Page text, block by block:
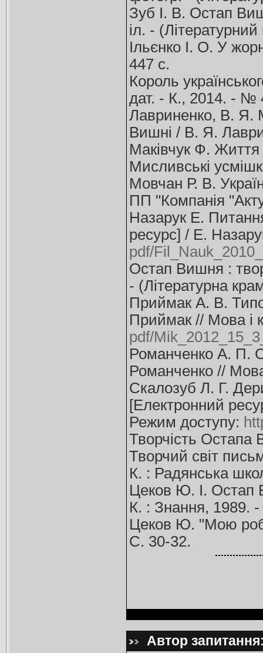
Зуб І. В. Остап
іл. -
Ільєнко І. О. У
447 с.
Король
дат. - К., 2014. - №
Лавриненко, В. Я.
Вишні / В. Я.
Маківчук Ф.
Мисливські
Мовчан Р. В.
ПП "Компанія
Назарук Е.
ресурс] / Е.
pdf/
Остап Вишня :
- (Літературна
Приймак А. В.
Приймак // Мова і
pdf/
Романченко А. П.
Романченко //
Скалозуб Л. Г.
[Електронний
Режим доступу:
Творчість Остапа
Творчий світ
К. : Радянська
Цеков Ю. І. Остап
К. : Знання, 1989.
Цеков Ю. "Мою
С. 30-32.
Автор